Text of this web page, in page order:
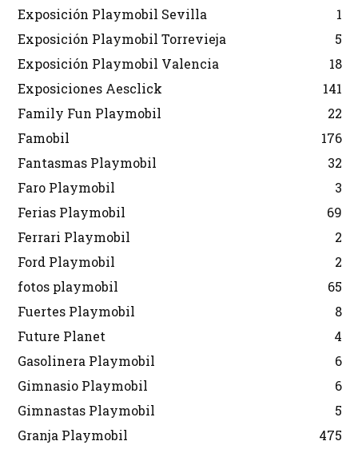
Exposición Playmobil Sevilla
1
Exposición Playmobil Torrevieja
5
Exposición Playmobil Valencia
18
Exposiciones Aesclick
141
Family Fun Playmobil
22
Famobil
176
Fantasmas Playmobil
32
Faro Playmobil
3
Ferias Playmobil
69
Ferrari Playmobil
2
Ford Playmobil
2
fotos playmobil
65
Fuertes Playmobil
8
Future Planet
4
Gasolinera Playmobil
6
Gimnasio Playmobil
6
Gimnastas Playmobil
5
Granja Playmobil
475